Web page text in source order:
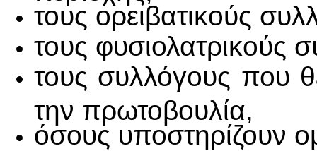
τους ορειβατικούς
τους φυσιολατρικούς
τους συλλόγους που
την πρωτοβουλία,
όσους υποστηρίζουν